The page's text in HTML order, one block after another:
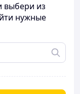
выбери из
нужные